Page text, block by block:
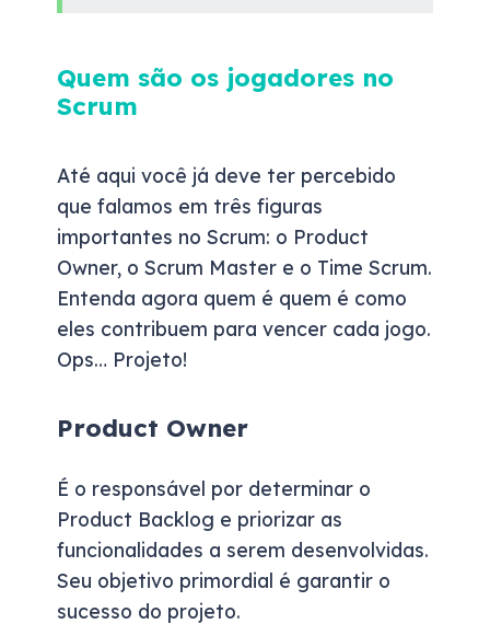
Quem são os jogadores no
Scrum
Até aqui você já deve ter percebido
que falamos em três figuras
importantes no Scrum: o Product
Owner, o Scrum Master e o Time Scrum.
Entenda agora quem é quem é como
eles contribuem para vencer cada jogo.
Ops… Projeto!
Product Owner
É o responsável por determinar o
Product Backlog e priorizar as
funcionalidades a serem desenvolvidas.
Seu objetivo primordial é garantir o
sucesso do projeto.